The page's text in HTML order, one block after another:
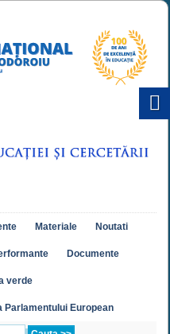
Materiale Noutati
Documente
verde
Parlamentului European